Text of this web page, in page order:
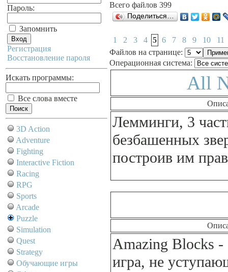
Пароль:
Запомнить
Регистрация
Восстановление пароля
Искать программы:
Все слова вместе
3D Action
Adventure
Fighting
Interactive Fiction
Racing
RPG
Sports
Arcade
Puzzle
Simulation
Quest
Strategy
Обучающие игры
Всего файлов 399
Поделиться…
1 2 3 4 5 6 7 8 9 10
11
Файлов на странице:
Операционная система:
All
Лемминги, 3
безбашенных
построив им
Amazing Blocks -
игра, не